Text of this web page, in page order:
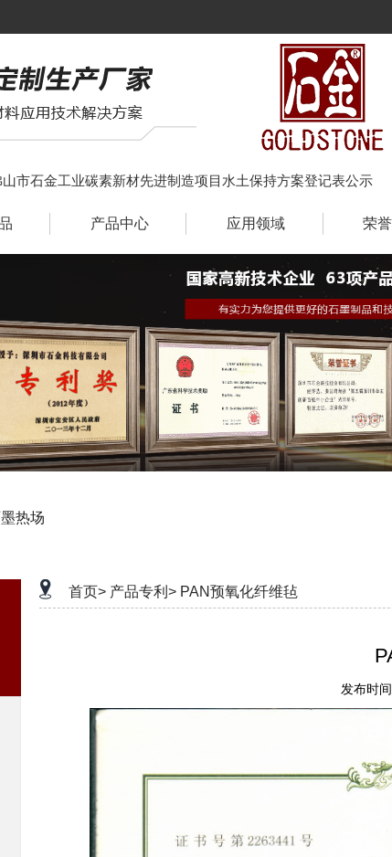
山市石金工业碳素新材先进制造项目水土保持方案登记表公示
产品中心 应用领域 荣
热场
首页> 产品专利> PAN预氧化纤维毡
发布时